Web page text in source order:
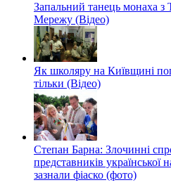
Запальний танець монаха з
Мережу (Відео)
Як школяру на Київщині
тільки (Відео)
Степан Барна: Злочинні
представників української
зазнали фіаско (фото)